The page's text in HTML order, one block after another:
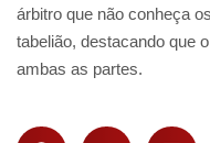
árbitro que não conheça
tabelião, destacando que
ambas as partes.